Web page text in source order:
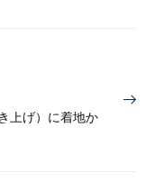
上げ）に着地か